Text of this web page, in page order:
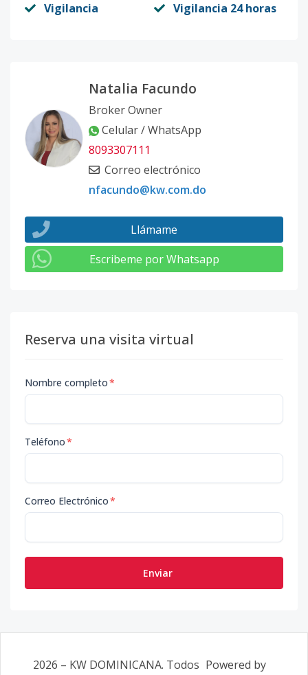
Vigilancia Vigilancia 24 horas
Natalia Facundo
Broker Owner
Celular / WhatsApp
8093307111
Correo electrónico
nfacundo@kw.com.do
Llámame
Escribeme por Whatsapp
Reserva una visita virtual
Nombre completo*
Teléfono*
Correo Electrónico*
Enviar
2026 – KW DOMINICANA. Todos Powered by